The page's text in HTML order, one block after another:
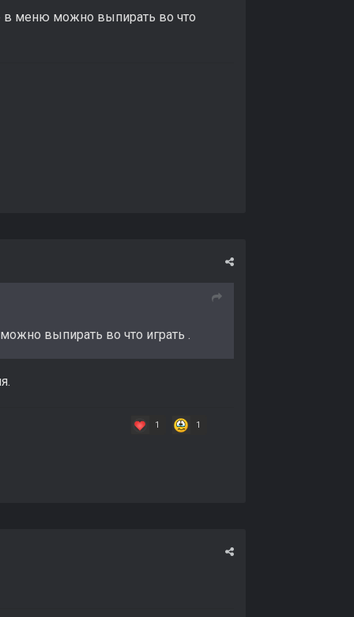
в меню можно выпирать во что
выпирать во что играть .
1 1